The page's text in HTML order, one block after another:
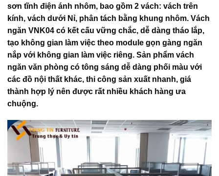
sơn tĩnh điện ánh nhôm, bao gồm 2 vách: vách trên
kính, vách dưới Nỉ, phân tách bằng khung nhôm. Vách
ngăn VNK04 có kết cấu vững chắc, dễ dàng tháo lắp,
tạo không gian làm việc theo module gọn gàng ngăn
nắp với không gian làm việc riêng. Sản phẩm vách
ngăn văn phòng có tông sáng dễ dàng phối màu với
các đồ nội thất khác, thi công sản xuất nhanh, giá
thành hợp lý nên được rất nhiều khách hàng ưa
chuộng.